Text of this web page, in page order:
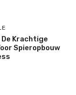
Krachtige
Spieropbouw